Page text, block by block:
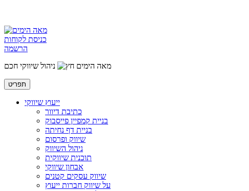
כניסת לקוחות
הרשמה
מאה הימים
ניהול שיווקי חכם
תפריט
ייעוץ שיווקי
כתיבת דיוור
בניית קמפיין פייסבוק
בניית דף נחיתה
שיווק ופרסום
ניהול השיווק
תוכנית שיווקית
אבחון שיווקי
שיווק עסקים קטנים
על שיווק חברות ייעוץ